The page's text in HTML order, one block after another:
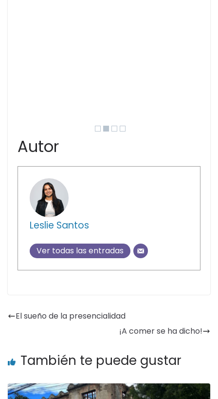
Autor
Leslie Santos
Ver todas las entradas
El sueño de la presencialidad
¡A comer se ha dicho!
También te puede gustar